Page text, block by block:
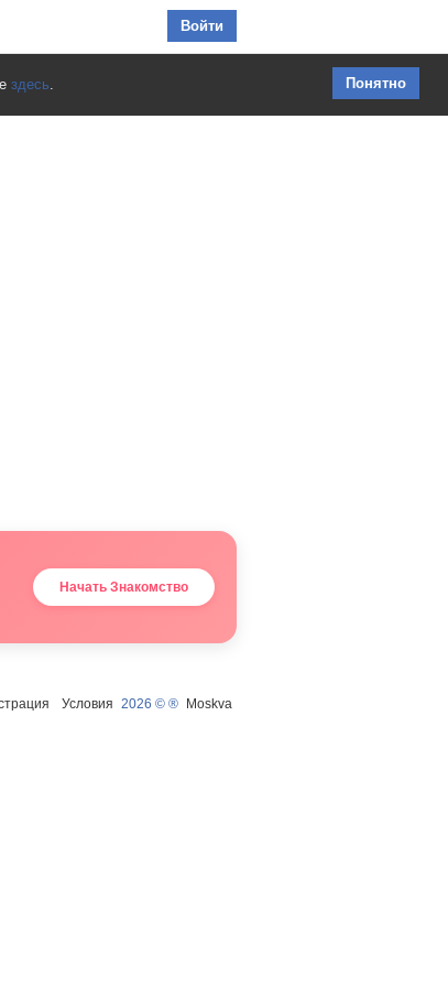
Перейти к содержимому
Войти
Понятно
здесь.
Начать Знакомство
Условия 2026 © ® Moskva